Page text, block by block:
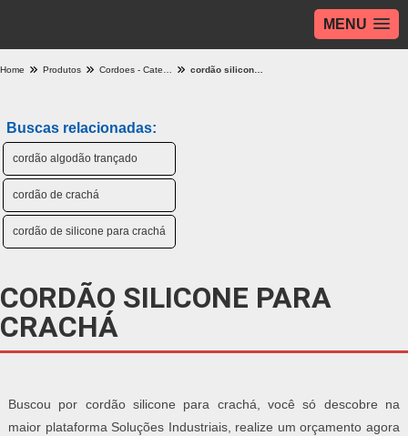
MENU
Home Produtos
Buscas relacionadas:
cordão algodão trançado
cordão de crachá
cordão de silicone para crachá
CORDÃO SILICONE PARA
CRACHÁ
Buscou por cordão silicone para crachá, você só descobre na
maior plataforma Soluções Industriais, realize um orçamento agora